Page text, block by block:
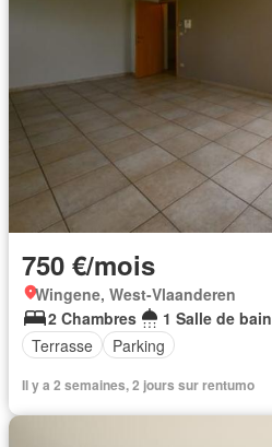
750 €/mois
Wingene, West-Vlaanderen
2 Chambres
1 Salle de bain
Terrasse
Parking
Il y a 2 semaines, 2 jours sur rentumo